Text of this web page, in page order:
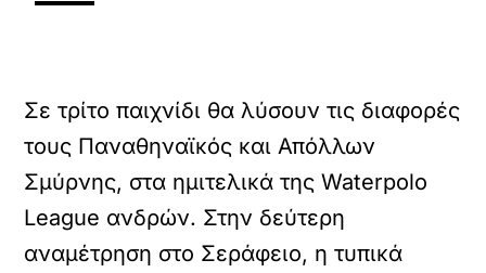
Σε τρίτο παιχνίδι θα λύσουν τις διαφορές
τους Παναθηναϊκός και Απόλλων
Σμύρνης, στα ημιτελικά της Waterpolo
League ανδρών. Στην δεύτερη
αναμέτρηση στο Σεράφειο, η τυπικά